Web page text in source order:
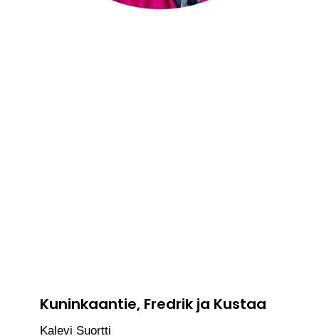
Kuninkaantie, Fredrik ja Kustaa
Kalevi Suortti